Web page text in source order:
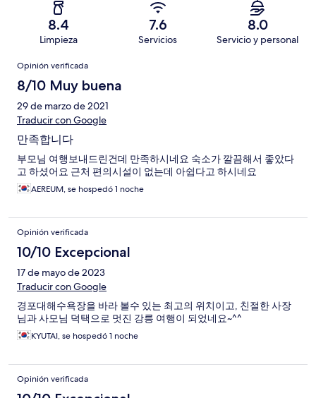
8.4
Limpieza
7.6
Servicios
8.0
Servicio y personal
Opiniones
Opinión verificada
8/10 Muy buena
29 de marzo de 2021
Traducir con Google
만족합니다
부모님 여행보내드린건데 만족하시네요 숙소가 깔끔해서 좋았다
고 하셨어요 근처 편의시설이 없는데 아쉽다고 하시네요
AEREUM, se hospedó 1 noche
Opinión verificada
10/10 Excepcional
17 de mayo de 2023
Traducir con Google
경포대해수욕장을 바라 볼수 있는 최고의 위치이고, 친절한 사장
님과 사모님 덕택으로 멋진 강릉 여행이 되었네요~^^
KYUTAI, se hospedó 1 noche
Opinión verificada